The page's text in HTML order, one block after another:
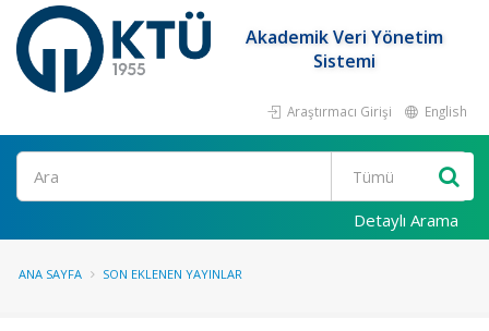
Akademik Veri Yönetim
Sistemi
Araştırmacı Girişi English
Ara
Detaylı Arama
ANA SAYFA SON EKLENEN YAYINLAR